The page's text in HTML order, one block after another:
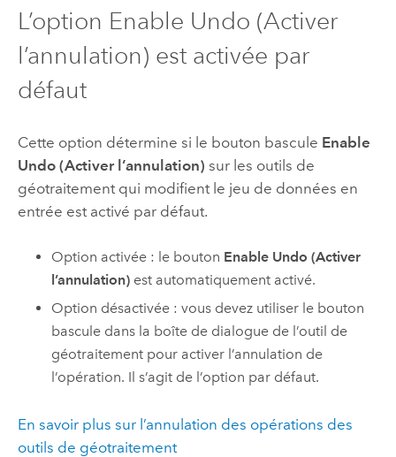
L’option Enable Undo (Activer
l’annulation) est activée par
défaut
Cette option détermine si le bouton bascule Enable
Undo (Activer l’annulation) sur les outils de
géotraitement qui modifient le jeu de données en
entrée est activé par défaut.
Option activée : le bouton Enable Undo (Activer
l’annulation) est automatiquement activé.
Option désactivée : vous devez utiliser le bouton
bascule dans la boîte de dialogue de l’outil de
géotraitement pour activer l’annulation de
l’opération. Il s’agit de l’option par défaut.
En savoir plus sur l’annulation des opérations des
outils de géotraitement